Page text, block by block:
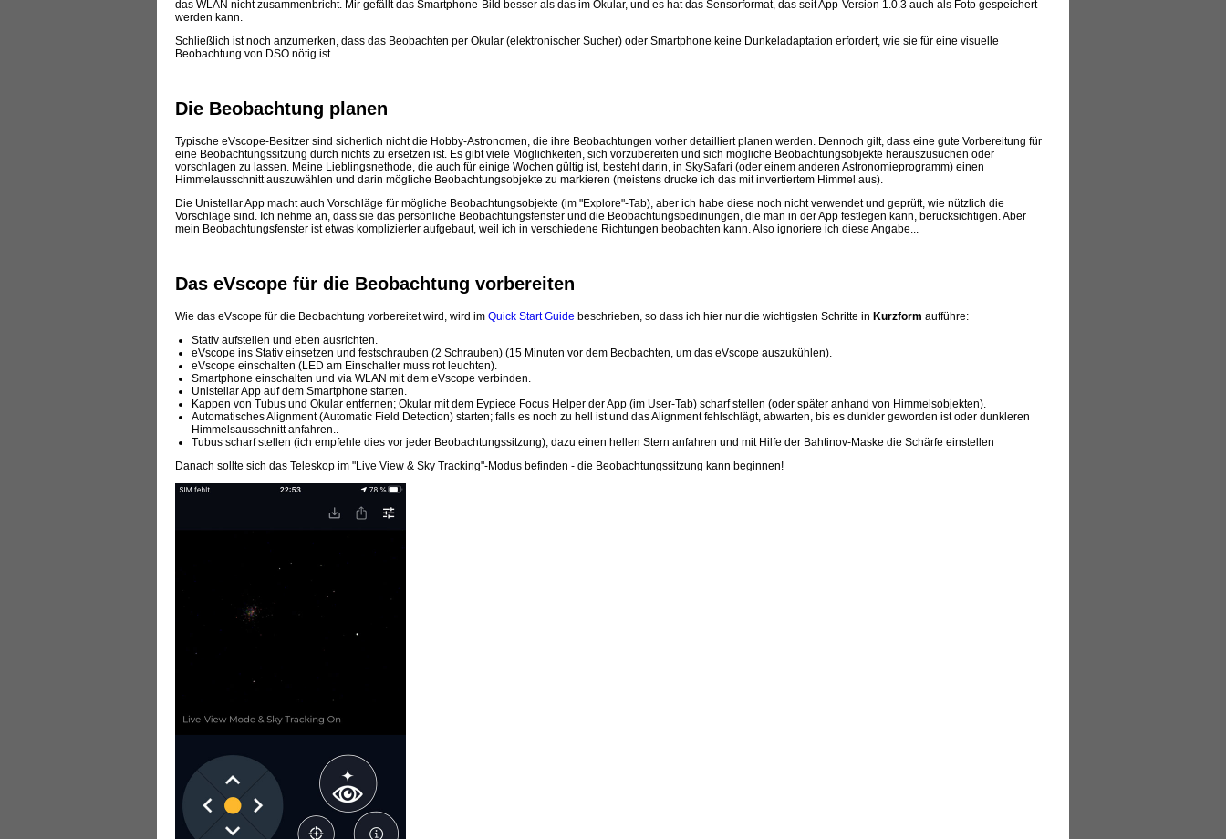
das WLAN nicht zusammenbricht. Mir gefällt das Smartphone-Bild besser als das im Okular, und es hat das Sensorformat, das seit App-Version 1.0.3 auch als Foto gespeichert
werden kann.
Schließlich ist noch anzumerken, dass das Beobachten per Okular (elektronischer Sucher) oder Smartphone keine Dunkeladaptation erfordert, wie sie für eine visuelle
Beobachtung von DSO nötig ist.
Die Beobachtung planen
Typische eVscope-Besitzer sind sicherlich nicht die Hobby-Astronomen, die ihre Beobachtungen vorher detailliert planen werden. Dennoch gilt, dass eine gute Vorbereitung für
eine Beobachtungssitzung durch nichts zu ersetzen ist. Es gibt viele Möglichkeiten, sich vorzubereiten und sich mögliche Beobachtungsobjekte herauszusuchen oder
vorschlagen zu lassen. Meine Lieblingsnethode, die auch für einige Wochen gültig ist, besteht darin, in SkySafari (oder einem anderen Astronomieprogramm) einen
Himmelausschnitt auszuwählen und darin mögliche Beobachtungsobjekte zu markieren (meistens drucke ich das mit invertiertem Himmel aus).
Die Unistellar App macht auch Vorschläge für mögliche Beobachtungsobjekte (im "Explore"-Tab), aber ich habe diese noch nicht verwendet und geprüft, wie nützlich die
Vorschläge sind. Ich nehme an, dass sie das persönliche Beobachtungsfenster und die Beobachtungsbedinungen, die man in der App festlegen kann, berücksichtigen. Aber
mein Beobachtungsfenster ist etwas komplizierter aufgebaut, weil ich in verschiedene Richtungen beobachten kann. Also ignoriere ich diese Angabe...
Das eVscope für die Beobachtung vorbereiten
Wie das eVscope für die Beobachtung vorbereitet wird, wird im Quick Start Guide beschrieben, so dass ich hier nur die wichtigsten Schritte in Kurzform aufführe:
Stativ aufstellen und eben ausrichten.
eVscope ins Stativ einsetzen und festschrauben (2 Schrauben) (15 Minuten vor dem Beobachten, um das eVscope auszukühlen).
eVscope einschalten (LED am Einschalter muss rot leuchten).
Smartphone einschalten und via WLAN mit dem eVscope verbinden.
Unistellar App auf dem Smartphone starten.
Kappen von Tubus und Okular entfernen; Okular mit dem Eypiece Focus Helper der App (im User-Tab) scharf stellen (oder später anhand von Himmelsobjekten).
Automatisches Alignment (Automatic Field Detection) starten; falls es noch zu hell ist und das Alignment fehlschlägt, abwarten, bis es dunkler geworden ist oder dunkleren
Himmelsausschnitt anfahren..
Tubus scharf stellen (ich empfehle dies vor jeder Beobachtungssitzung); dazu einen hellen Stern anfahren und mit Hilfe der Bahtinov-Maske die Schärfe einstellen
Danach sollte sich das Teleskop im "Live View & Sky Tracking"-Modus befinden - die Beobachtungssitzung kann beginnen!